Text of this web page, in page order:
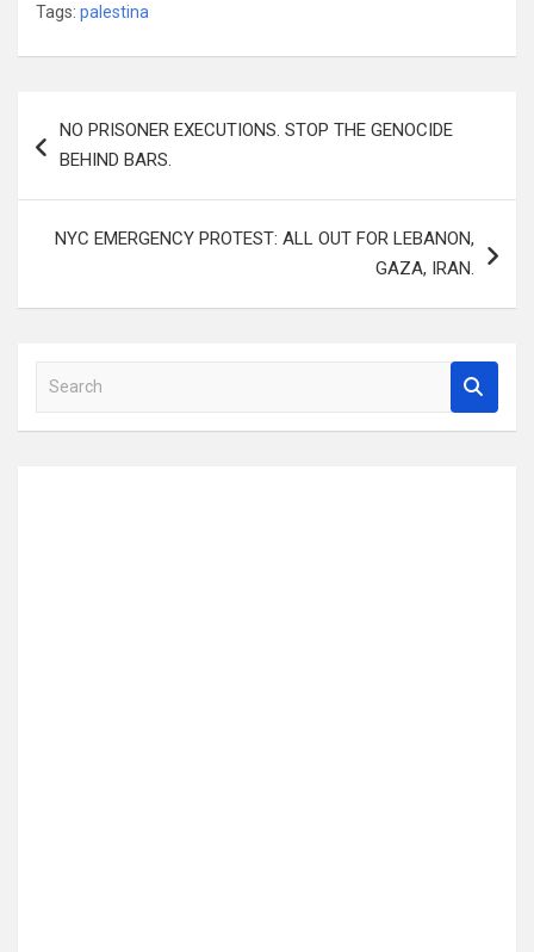
Tags: palestina
navigation
NO PRISONER EXECUTIONS. STOP THE GENOCIDE
BEHIND BARS.
NYC EMERGENCY PROTEST: ALL OUT FOR LEBANON,
GAZA, IRAN.
a